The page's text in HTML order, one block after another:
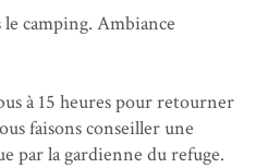
le camping. Ambiance
à 15 heures pour retourner
faisons conseiller une
par la gardienne du refuge.